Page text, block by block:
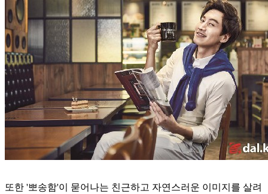
또한 '뽀송함'이 묻어나는 친근하고 자연스러운 이미지를 살려